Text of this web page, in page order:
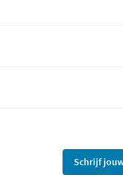
Schrijf